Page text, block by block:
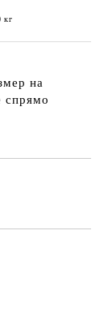
кг
на
спрямо